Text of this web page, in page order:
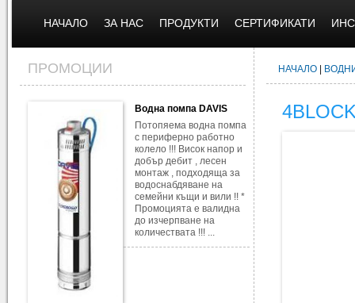
НАЧАЛО ЗА НАС ПРОДУКТИ СЕРТИФИКАТИ
ПРОМОЦИИ
Водна помпа DAVIS
Потопяема водна помпа
с периферно работно
колело !!! Висок напор и
добър дебит , лесен
монтаж , подходяща за
водоснабдяване на
семейни къщи и вили !! *
Промоцията е валидна
до изчерпване на
количествата !!! ...
НАЧАЛО